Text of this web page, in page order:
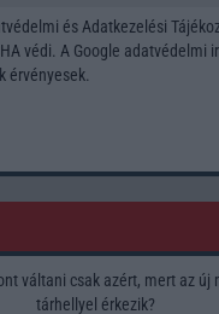
és Adatkezelési
védi. A Google adatvédelmi
érvényesek.
váltani csak azért, mert az új
tárhellyel érkezik?